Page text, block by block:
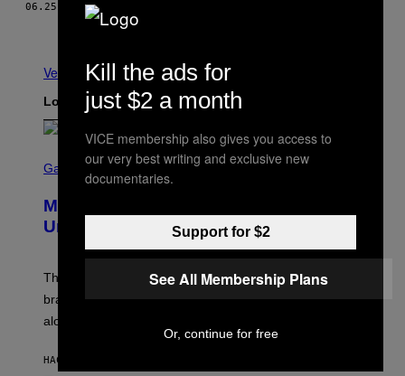
06.25.15 POR
Ver todo
Lo más reciente
C
E
N
S
T
N
T
A
Gaming
Marvel Rivals Dataminers May Have
Uncovered a Major New Feature
The latest Marvel Rivals datamine suggests that a
brand-new game mode could be coming to the title,
along with some new shop items.
HACE 18 MINUTOS
Kill the ads for
just $2 a month
VICE membership also gives you access to
our very best writing and exclusive new
documentaries.
Support for $2
See All Membership Plans
Or, continue for free